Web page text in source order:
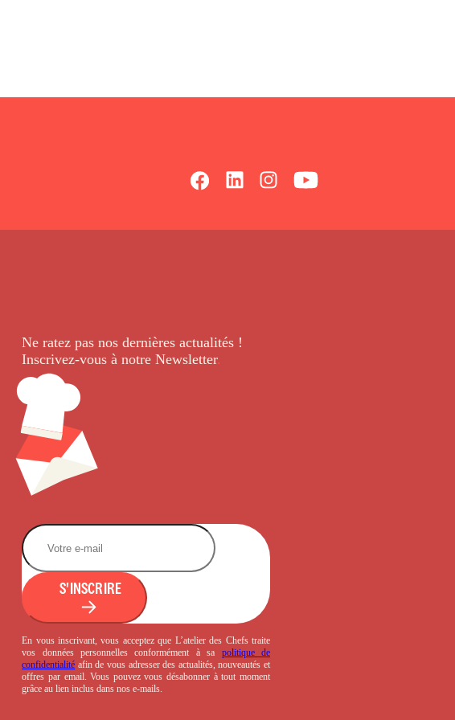
Ne ratez pas nos dernièresactualités !
Inscrivez-vous à notre Newsletter.
S'INSCRIRE
En vous inscrivant, vous acceptez que L’atelier des Chefs traite
vos données personnelles conformément à sa politique de
confidentialité afin de vous adresser des actualités, nouveautés et
offres par email. Vous pouvez vous désabonner à tout moment
grâce au lien inclus dans nos e-mails.